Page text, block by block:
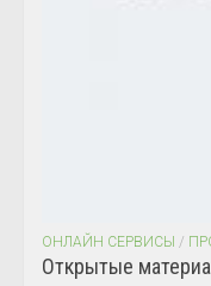
ОНЛАЙН СЕРВИСЫ /
Открытые